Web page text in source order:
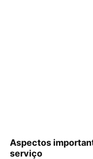
Aspectos
serviço